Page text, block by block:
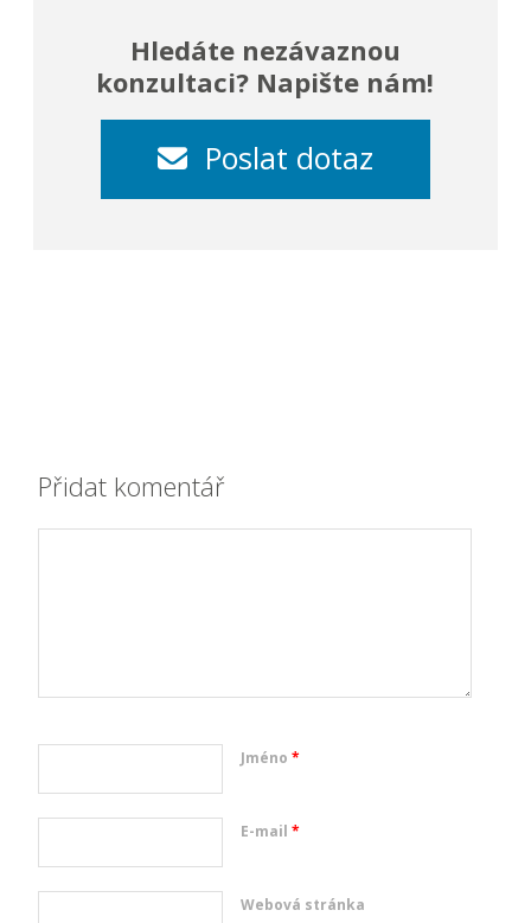
Hledáte nezávaznou
konzultaci? Napište nám!
Poslat dotaz
Přidat komentář
Jméno *
E-mail *
Webová stránka